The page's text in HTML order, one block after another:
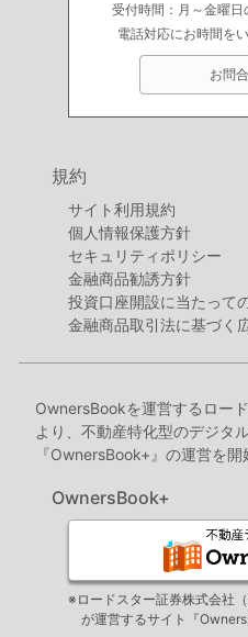
受付時間：月～金曜
電話対応にお時間を
お問
規約
サイト利用規約
個人情報保護方針
セキュリティポリシー
金融商品勧誘方針
投資口座開設に当たって
金融商品取引法に基づく
OwnersBookを運営するロー
より、不動産特化型のデジタ
『OwnersBook+』の運営を開
OwnersBook+
※ロードスター証券株式会社
が運営するサイト『